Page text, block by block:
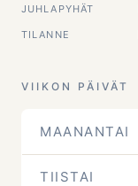
JUHLAPYHÄT
TILANNE
VIIKON PÄIVÄT
MAANANTAI
TIISTAI